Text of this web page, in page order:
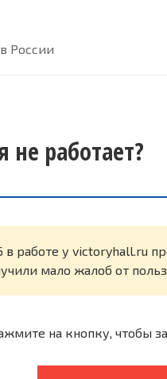
России
работает?
в работе у victoryhall.ru
мало жалоб от
на кнопку, чтобы